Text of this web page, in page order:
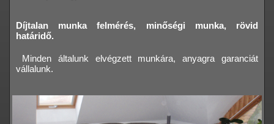
Díjtalan munka felmérés, minőségi munka, rövid
határidő.
Minden általunk elvégzett munkára, anyagra garanciát
vállalunk.